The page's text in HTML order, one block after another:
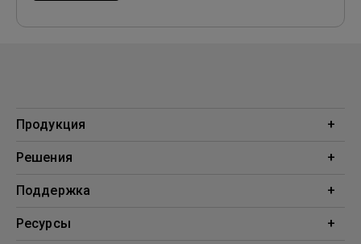
Продукция
Проекторы
Решения
Образование
Поддержка
Поддержка
Ресурсы